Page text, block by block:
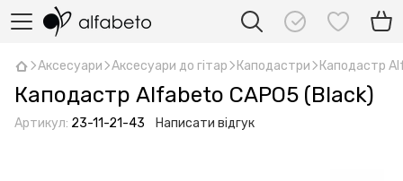
Аксесуари Аксесуари до гітар Каподастри Каподастр
Каподастр Alfabeto CAPO5 (Black)
Артикул: 23-11-21-43 Написати відгук